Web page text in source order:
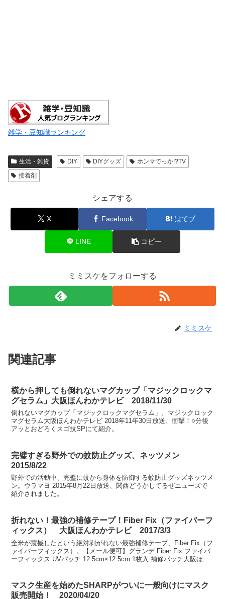
雑学・豆知識ランキング
生活・雑貨 DIY DIYグッズ
ホンマでっか!?TV
接着剤
シェアする
X Facebook はてブ
LINE コピー
ミミスケをフォローする
ミミスケ
関連記事
横から押しても倒れないマグカップ「マジックロックマ
グセラム」大阪ほんわかテレビ 2018/11/30
倒れないマグカップ「マジックロックマグセラム」。マジックロック
マグセラム大阪ほんわかテレビ 2018年11年30日放送、衝撃！○分後
アッとおどろくスゴ技SPにて紹介。
完璧すぎる野外での蚊防止グッズ、ネッツメン
2015/8/22
野外での活動中、完璧に蚊から身体を防御する蚊防止グッズネッツメ
ン。ウラマヨ 2015年8月22日放送、関西どうかしてるぜニューズで
紹介されました。
折れない！最強の補修テープ！Fiber Fix（ファイバーフ
ィックス） 大阪ほんわかテレビ 2017/3/3
全米が震撼したという絶対剥がれない最強補修テープ、Fiber Fix（フ
ァイバーフィックス）。【メール便可】グランデ Fiber Fix ファイバ
ーフィックス UVパッチ 12.5cm×12.5cm 1枚入 補修パッチ大阪ほん
マスク生産を始めたSHARPがついに一般向けにマスク
販売開始！ 2020/04/20